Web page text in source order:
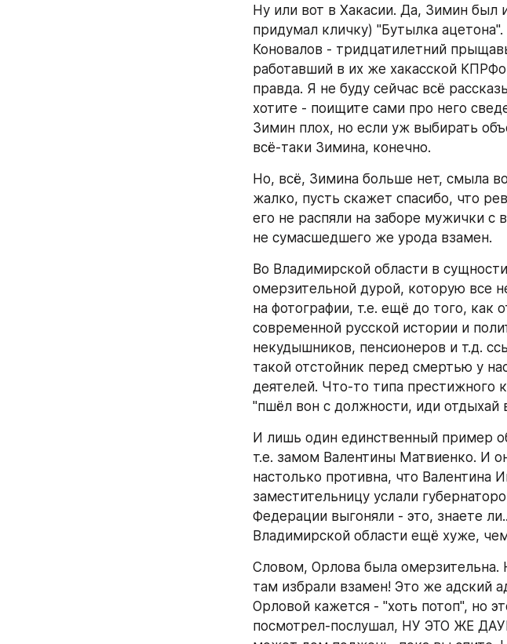
Ну или вот в Хакасии. Да, Зимин был
придумал кличку) "Бутылка
Коновалов - тридцатилетний
работавший в их же хакасской
правда. Я не буду сейчас всё
хотите - поищите сами про него
Зимин плох, но если уж выбирать
всё-таки Зимина, конечно.
Но, всё, Зимина больше нет, смыла
жалко, пусть скажет спасибо, что
его не распяли на заборе мужички
не сумасшедшего же урода взамен.
Во Владимирской области в
омерзительной дурой, которую все
на фотографии, т.е. ещё до того, как
современной русской истории и
некудышников, пенсионеров и т.д.
такой отстойник перед смертью у
деятелей. Что-то типа престижного
"пшёл вон с должности, иди отдыхай
И лишь один единственный пример
т.е. замом Валентины Матвиенко. И
настолько противна, что Валентина
заместительницу услали
Федерации выгоняли - это, знаете
Владимирской области ещё хуже,
Словом, Орлова была омерзительна.
там избрали взамен! Это же адский
Орловой кажется - "хоть потоп", но
посмотрел-послушал, НУ ЭТО ЖЕ